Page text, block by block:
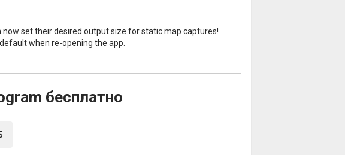
set their desired output size for static map captures!
when re-opening the app.
бесплатно